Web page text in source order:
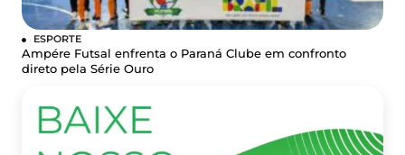
ESPORTE
Ampére Futsal enfrenta o Paraná Clube em confronto
direto pela Série Ouro